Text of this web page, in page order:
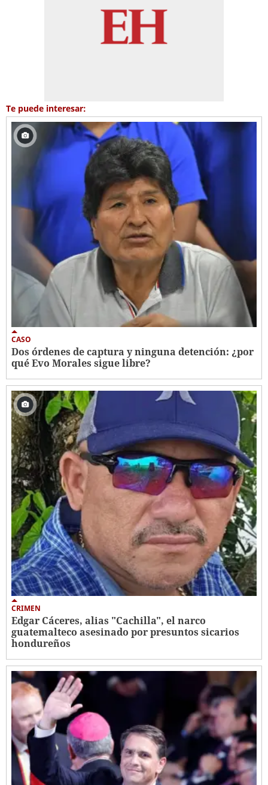
Te puede interesar:
CASO
Dos órdenes de captura y ninguna detención: ¿por
qué Evo Morales sigue libre?
CRIMEN
Edgar Cáceres, alias "Cachilla", el narco
guatemalteco asesinado por presuntos sicarios
hondureños